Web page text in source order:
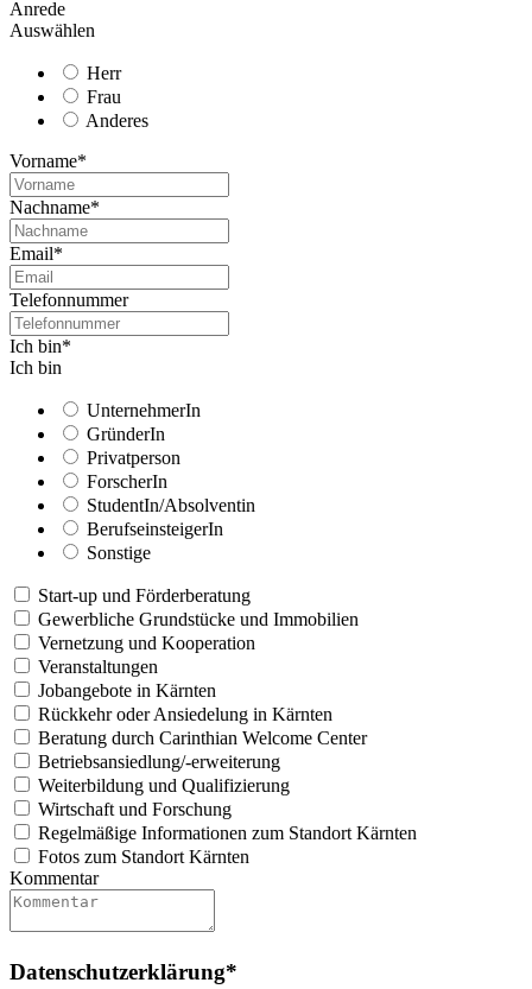
Anrede
Auswählen
Herr
Frau
Anderes
Vorname*
Nachname*
Email*
Telefonnummer
Ich bin*
Ich bin
UnternehmerIn
GründerIn
Privatperson
ForscherIn
StudentIn/Absolventin
BerufseinsteigerIn
Sonstige
Start-up und Förderberatung
Gewerbliche Grundstücke und Immobilien
Vernetzung und Kooperation
Veranstaltungen
Jobangebote in Kärnten
Rückkehr oder Ansiedelung in Kärnten
Beratung durch Carinthian Welcome Center
Betriebsansiedlung/-erweiterung
Weiterbildung und Qualifizierung
Wirtschaft und Forschung
Regelmäßige Informationen zum Standort Kärnten
Fotos zum Standort Kärnten
Kommentar
Datenschutzerklärung*